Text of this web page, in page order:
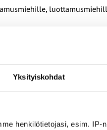
Yksityiskohdat
henkilötietojasi, esim. IP-
rakennemuutoksissa,
JHL-opisto.
keskeisiä työelämän lakeja.